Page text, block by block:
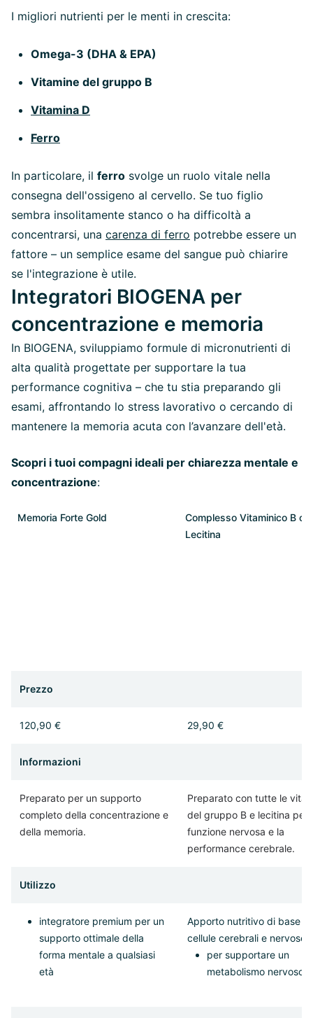
I migliori nutrienti per le menti in crescita:
Omega-3 (DHA & EPA)
Vitamine del gruppo B
Vitamina D
Ferro
In particolare, il ferro svolge un ruolo vitale nella
consegna dell'ossigeno al cervello. Se tuo figlio
sembra insolitamente stanco o ha difficoltà a
concentrarsi, una carenza di ferro potrebbe essere un
fattore – un semplice esame del sangue può chiarire
se l'integrazione è utile.
Integratori BIOGENA per
concentrazione e memoria
In BIOGENA, sviluppiamo formule di micronutrienti di
alta qualità progettate per supportare la tua
performance cognitiva – che tu stia preparando gli
esami, affrontando lo stress lavorativo o cercando di
mantenere la memoria acuta con l’avanzare dell'età.
Scopri i tuoi compagni ideali per chiarezza mentale e
concentrazione:
Memoria Forte Gold
Complesso Vitaminico B
Lecitina
Prezzo
120,90 € 29,90 €
Informazioni
Preparato per un supporto
completo della concentrazione e
della memoria.
Preparato con tutte le
del gruppo B e lecitina per
funzione nervosa e la
performance cerebrale.
Utilizzo
integratore premium per un
supporto ottimale della
forma mentale a qualsiasi
età
Apporto nutritivo di base
cellule cerebrali e nervose
per supportare un
metabolismo nervoso